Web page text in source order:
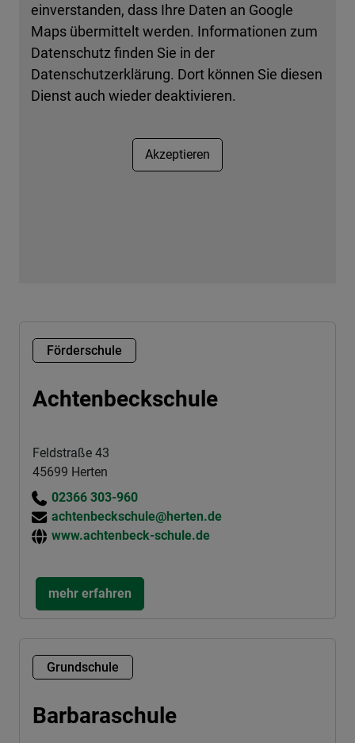
einverstanden, dass Ihre Daten an Google
Maps übermittelt werden. Informationen zum
Datenschutz finden Sie in der
Datenschutzerklärung. Dort können Sie diesen
Dienst auch wieder deaktivieren.
Akzeptieren
Förderschule
Achtenbeckschule
Feldstraße 43
45699 Herten
02366 303-960
achtenbeckschule@herten.de
www.achtenbeck-schule.de
mehr erfahren
Grundschule
Barbaraschule